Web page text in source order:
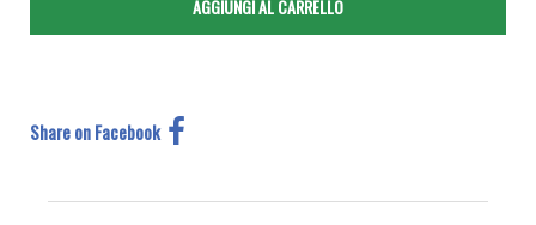
Share on Facebook